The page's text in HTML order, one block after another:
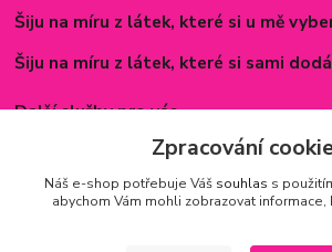
Šiju na míru z látek, které si u mě
Šiju na míru z látek, které si sami
Další služby pro vás
Způsoby zapínání povlečení
Rozměry prostěradel
Zpracování
Náš e-shop potřebuje Váš souhlas s
abychom Vám mohli zobrazovat informace,